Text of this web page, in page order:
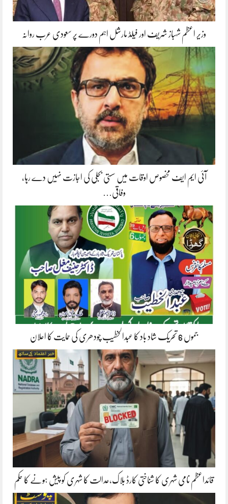
وزیر اعظم شہباز شریف اور فیلڈ مارشل اہم دورے پر سعودی عرب روانہ
آئی ایم ایف مخصوص اوقات میں سستی بجلی کی اجازت نہیں دے رہا،
وفاقی…
جموں 6 تحریک شاد باد کا عبدالخطیب چودھری کی حمایت کا اعلان
قائداعظم نامی شہری کا شناختی کارڈ بلاک،عدالت کا شہری کو پیش ہونے کا حکم